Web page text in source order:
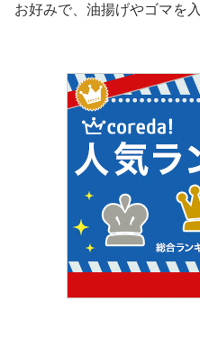
お好みで、油揚げやゴマを